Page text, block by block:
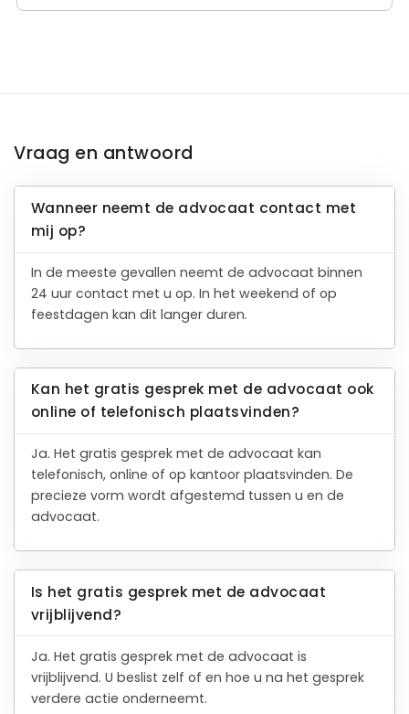
Vraag en antwoord
Wanneer neemt de advocaat contact met
mij op?
In de meeste gevallen neemt de advocaat binnen
24 uur contact met u op. In het weekend of op
feestdagen kan dit langer duren.
Kan het gratis gesprek met de advocaat ook
online of telefonisch plaatsvinden?
Ja. Het gratis gesprek met de advocaat kan
telefonisch, online of op kantoor plaatsvinden. De
precieze vorm wordt afgestemd tussen u en de
advocaat.
Is het gratis gesprek met de advocaat
vrijblijvend?
Ja. Het gratis gesprek met de advocaat is
vrijblijvend. U beslist zelf of en hoe u na het gesprek
verdere actie onderneemt.